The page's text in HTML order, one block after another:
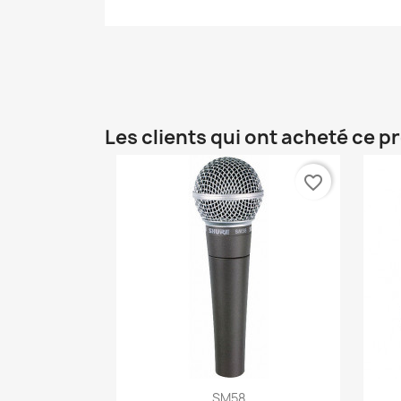
Les clients qui ont acheté ce
Aperçu rapide
favorite_border